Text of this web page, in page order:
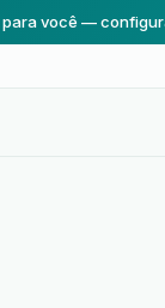
você —